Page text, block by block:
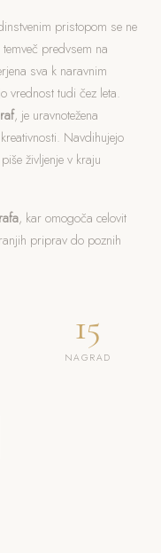
pristopom se ne
predvsem na
sva k naravnim
vrednost tudi čez leta.
, je uravnotežena
Navdihujejo
življenje v kraju
, kar omogoča celovit
priprav do poznih
15
NAGRAD